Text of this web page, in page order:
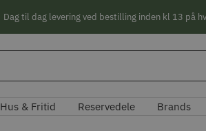
Dag til dag levering ved bestilling inden kl 13 på
Hus & Fritid Reservedele Brands